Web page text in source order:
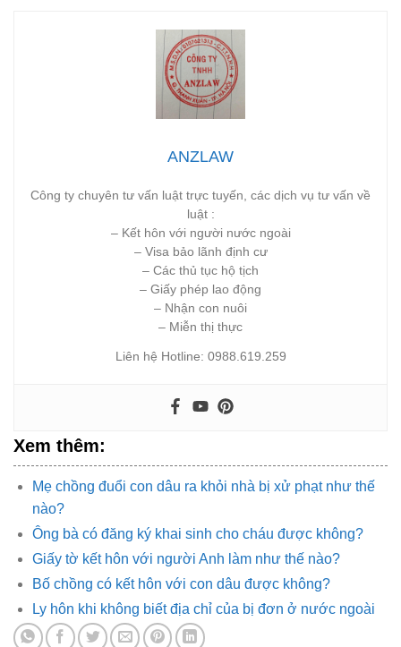
ANZLAW
Công ty chuyên tư vấn luật trực tuyến, các dịch vụ tư vấn về
luật :
– Kết hôn với người nước ngoài
– Visa bảo lãnh định cư
– Các thủ tục hộ tịch
– Giấy phép lao động
– Nhận con nuôi
– Miễn thị thực
Liên hệ Hotline: 0988.619.259
Xem thêm:
Mẹ chồng đuổi con dâu ra khỏi nhà bị xử phạt như thế
nào?
Ông bà có đăng ký khai sinh cho cháu được không?
Giấy tờ kết hôn với người Anh làm như thế nào?
Bố chồng có kết hôn với con dâu được không?
Ly hôn khi không biết địa chỉ của bị đơn ở nước ngoài